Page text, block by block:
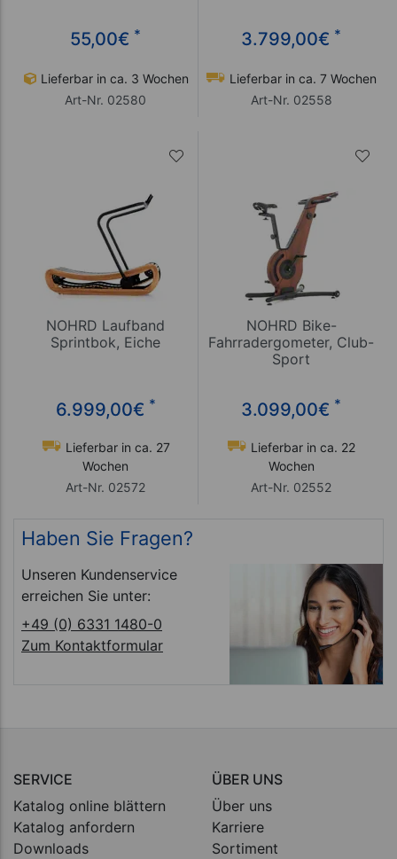
55,00€ *
Lieferbar in ca. 3 Wochen
Art-Nr. 02580
3.799,00€ *
Lieferbar in ca. 7 Wochen
Art-Nr. 02558
NOHRD Laufband
Sprintbok, Eiche
6.999,00€ *
Lieferbar in ca. 27
Wochen
Art-Nr. 02572
NOHRD Bike-
Fahrradergometer, Club-
Sport
3.099,00€ *
Lieferbar in ca. 22
Wochen
Art-Nr. 02552
Haben Sie Fragen?
Unseren Kundenservice
erreichen Sie unter:
+49 (0) 6331 1480-0
Zum Kontaktformular
SERVICE
Katalog online blättern
Katalog anfordern
Downloads
ÜBER UNS
Über uns
Karriere
Sortiment